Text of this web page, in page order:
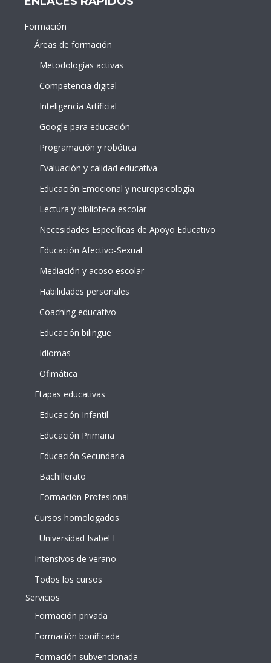
Formación
Áreas de formación
Metodologías activas
Competencia digital
Inteligencia Artificial
Google para educación
Programación y robótica
Evaluación y calidad educativa
Educación Emocional y neuropsicología
Lectura y biblioteca escolar
Necesidades Específicas de Apoyo Educativo
Educación Afectivo-Sexual
Mediación y acoso escolar
Habilidades personales
Coaching educativo
Educación bilingüe
Idiomas
Ofimática
Etapas educativas
Educación Infantil
Educación Primaria
Educación Secundaria
Bachillerato
Formación Profesional
Cursos homologados
Universidad Isabel I
Intensivos de verano
Todos los cursos
Servicios
Formación privada
Formación bonificada
Formación subvencionada